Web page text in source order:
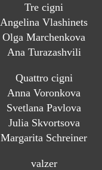
Tre cigni
Angelina Vlashinets
Olga Marchenkova
Ana Turazashvili
Quattro cigni
Anna Voronkova
Svetlana Pavlova
Julia Skvortsova
Margarita Schreiner
valzer